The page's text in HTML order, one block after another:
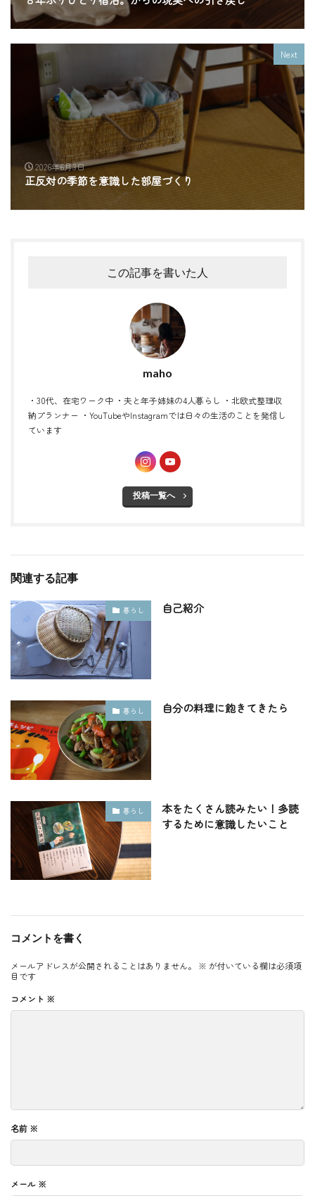
Next
2026年6月3日
正反対の季節を意識した部屋づくり
この記事を書いた人
maho
・30代、在宅ワーク中 ・夫と年子姉妹の4人暮らし ・北欧式整理収
納プランナー ・YouTubeやInstagramでは日々の生活のことを発信し
ています
投稿一覧へ
関連する記事
暮らし 自己紹介
暮らし 自分の料理に飽きてきたら
暮らし
本をたくさん読みたい！多読
するために意識したいこと
コメントを書く
メールアドレスが公開されることはありません。 ※ が付いている欄は必須項
目です
コメント ※
名前 ※
メール ※